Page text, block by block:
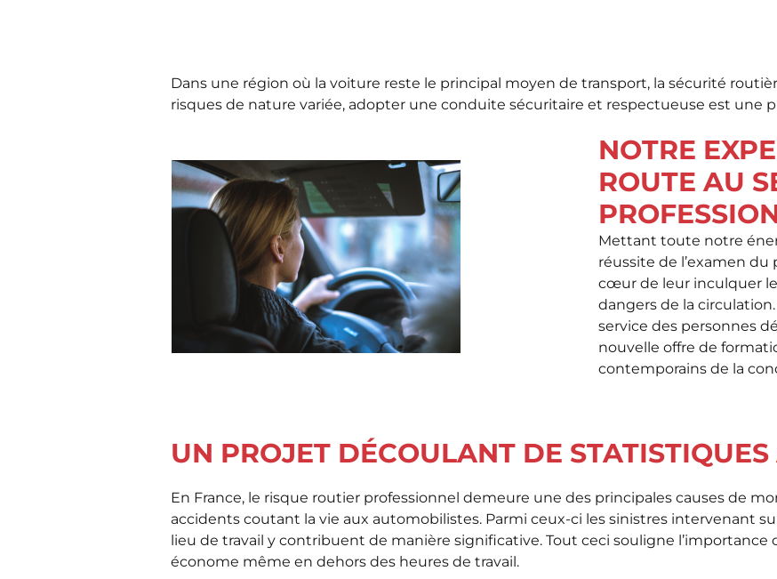
Dans une région où la voiture reste le principal moyen de transport, la sécurité
risques de nature variée, adopter une conduite sécuritaire et respectueuse est une
NOTRE
ROUTE AU
Mettant toute notre
réussite de l’examen du
cœur de leur inculquer
dangers de la
service des personnes
nouvelle offre de
contemporains de la
UN PROJET DÉCOULANT DE
En France, le risque routier professionnel demeure une des principales causes de
accidents coutant la vie aux automobilistes. Parmi ceux-ci les sinistres intervenant
lieu de travail y contribuent de manière significative. Tout ceci souligne
économe même en dehors des heures de travail.